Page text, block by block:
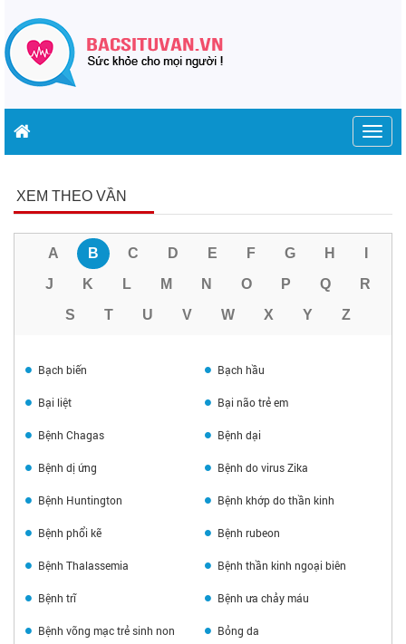
XEM THEO VẦN
A B C D E F G H
J
K L M N O P Q
R
S
T U V W X Y Z
Bạch biến Bạch hầu
Bại liệt Bại não trẻ em
Bệnh Chagas Bệnh dại
Bệnh dị ứng Bệnh do virus Zika
Bệnh Huntington Bệnh khớp do thần kinh
Bệnh phổi kẽ Bệnh rubeon
Bệnh Thalassemia Bệnh thần kinh ngoại biên
Bệnh trĩ Bệnh ưa chảy máu
Bệnh võng mạc trẻ sinh non Bỏng da